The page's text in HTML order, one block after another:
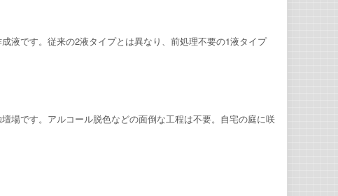
液です。従来の2液タイプとは異なり、前処理不要の1液タイプ
場です。アルコール脱色などの面倒な工程は不要。自宅の庭に咲